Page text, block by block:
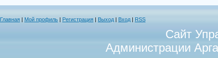
Главная Мой профиль Регистрация Выход Вход RSS
Сайт
Администрации